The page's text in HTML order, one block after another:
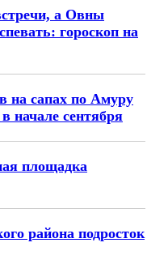
а Овны
гороскоп на
на сапах по Амуру
начале сентября
площадка
района подросток